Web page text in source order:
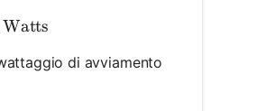
= 2 \times 300 + 150 + 600 +
Watts
di avviamento